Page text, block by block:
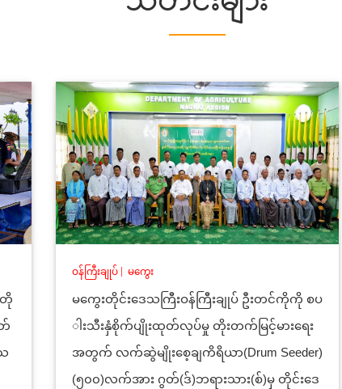
တို
တ်
ဝန်ကြီးချုပ် မကွေး
မကွေးတိုင်းဒေသကြီးဝန်ကြီးချုပ် ဦးတင်ကိုကို စပ
ါးသီးနှံစိုက်ပျိုးထုတ်လုပ်မှု တိုးတက်မြင့်မားရေး
အတွက် လက်ဆွဲမျိုးစေ့ချကိရိယာ(Drum Seeder)
(၅၀၀)လက်အား ဂွတ်(ဒ်)ဘရားသား(စ်)မှ တိုင်းဒေ